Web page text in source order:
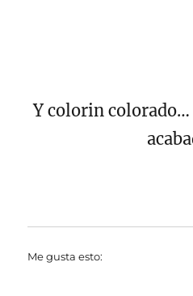
Y colorin colorado…
Me gusta esto: